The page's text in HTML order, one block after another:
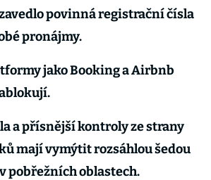
povinná registrační čísla
pronájmy.
jako Booking a Airbnb
a přísnější kontroly ze strany
mají vymýtit rozsáhlou šedou
pobřežních oblastech.